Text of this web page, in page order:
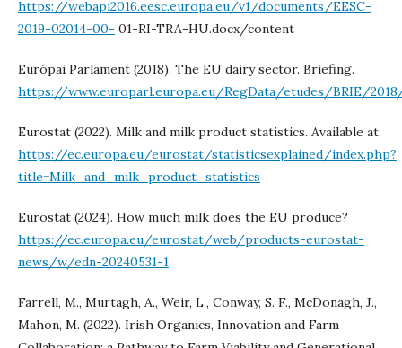
https://webapi2016.eesc.europa.eu/v1/documents/EESC-
2019-02014-00- 01-RI-TRA-HU.docx/content
Európai Parlament (2018). The EU dairy sector. Briefing.
https://www.europarl.europa.eu/RegData/etudes/BRIE/2018/
Eurostat (2022). Milk and milk product statistics. Available at:
https://ec.europa.eu/eurostat/statisticsexplained/index.php?
title=Milk_and_milk_product_statistics
Eurostat (2024). How much milk does the EU produce?
https://ec.europa.eu/eurostat/web/products-eurostat-
news/w/edn-20240531-1
Farrell, M., Murtagh, A., Weir, L., Conway, S. F., McDonagh, J.,
Mahon, M. (2022). Irish Organics, Innovation and Farm